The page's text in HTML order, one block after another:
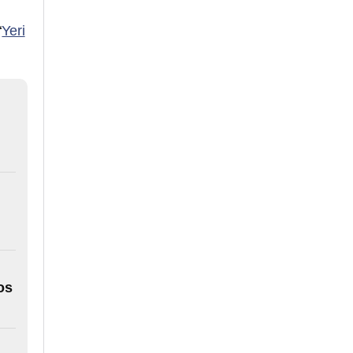
Yeri